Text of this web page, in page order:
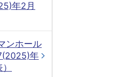
年2月
ンホール
年